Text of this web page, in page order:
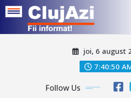
joi, 6 august
7:40:53
Follow Us